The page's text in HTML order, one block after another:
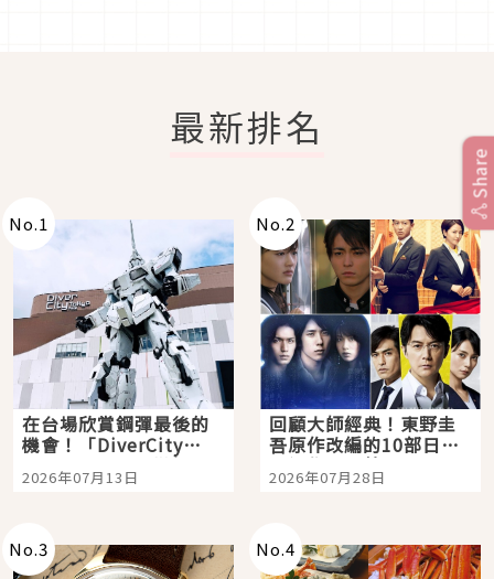
最新排名
No.1
在台場欣賞鋼彈最後的
機會！「DiverCity
Tokyo Plaza」搭船、
購物、美食及夜景，一
2026年07月13日
No.2
回顧大師經典！東野圭
吾原作改編的10部日本
影視作品推薦
2026年07月28日
No.3 No.4
Share